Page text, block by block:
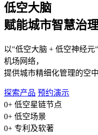
低空大脑
赋能城市智慧治
以"低空大脑 + 低空神经
机场网络，
提供城市精细化管理的空
探索产品 预约演示
0+ 低空星链节点
0+ 低空场景
0+ 专利及软著